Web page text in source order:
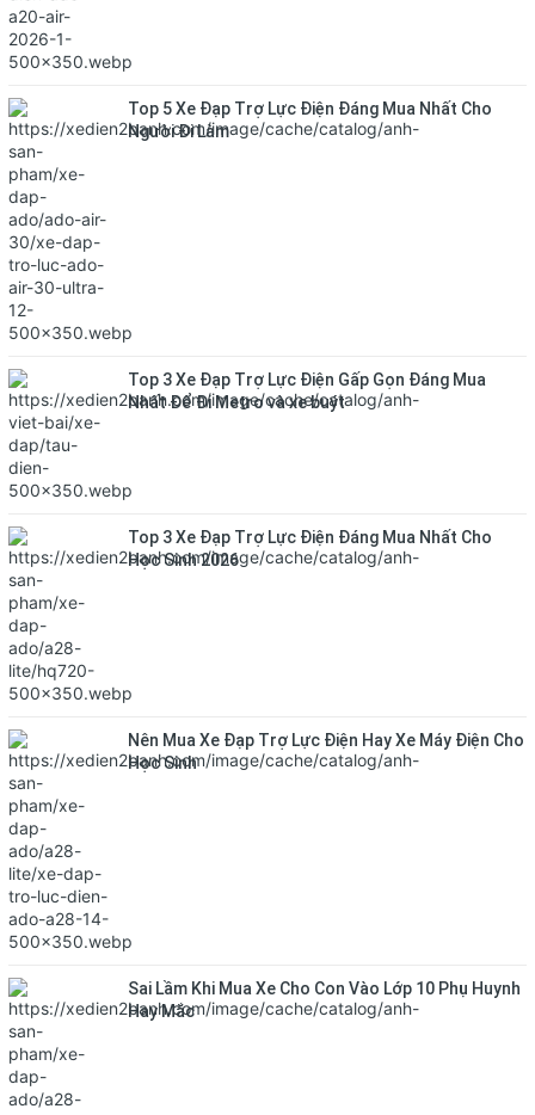
Top 5 Xe Đạp Trợ Lực Điện Đáng Mua Nhất Cho
Người Đi Làm
Top 3 Xe Đạp Trợ Lực Điện Gấp Gọn Đáng Mua
Nhất Để Đi Metro và xe buýt
Top 3 Xe Đạp Trợ Lực Điện Đáng Mua Nhất Cho
Học Sinh 2026
Nên Mua Xe Đạp Trợ Lực Điện Hay Xe Máy Điện Cho
Học Sinh
Sai Lầm Khi Mua Xe Cho Con Vào Lớp 10 Phụ Huynh
Hay Mắc